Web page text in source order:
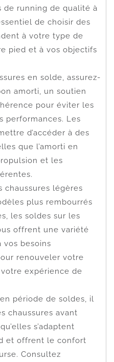
de running de qualité à
de choisir des
à votre type de
pied et à vos objectifs
en solde, assurez-
amorti, un soutien
pour éviter les
performances. Les
d’accéder à des
que l’amorti en
et les
chaussures légères
plus rembourrés
les soldes sur les
offrent une variété
vos besoins
renouveler votre
expérience de
période de soldes, il
chaussures avant
s’adaptent
et offrent le confort
Consultez